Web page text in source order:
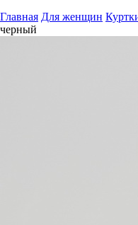
Главная Для женщин
черный